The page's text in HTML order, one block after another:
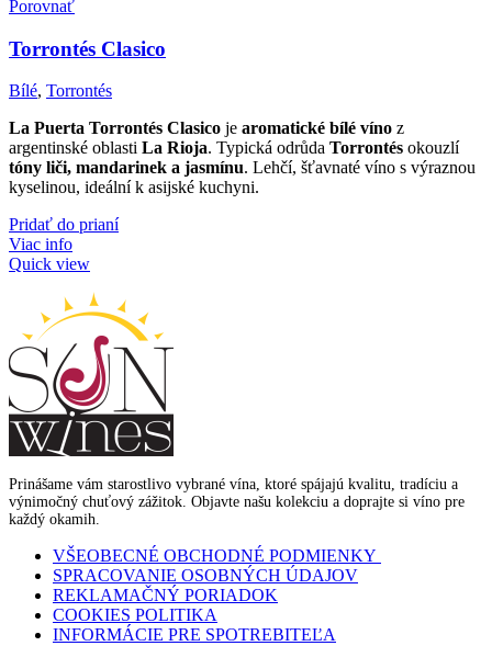
Porovnať
Torrontés Clasico
Bílé, Torrontés
La Puerta Torrontés Clasico je aromatické bílé víno z
argentinské oblasti La Rioja. Typická odrůda Torrontés okouzlí
tóny liči, mandarinek a jasmínu. Lehčí, šťavnaté víno s výraznou
kyselinou, ideální k asijské kuchyni.
Pridať do prianí
Viac info
Quick view
Prinášame vám starostlivo vybrané vína, ktoré spájajú kvalitu, tradíciu a
výnimočný chuťový zážitok. Objavte našu kolekciu a doprajte si víno pre
každý okamih.
VŠEOBECNÉ OBCHODNÉ PODMIENKY
SPRACOVANIE OSOBNÝCH ÚDAJOV
REKLAMAČNÝ PORIADOK
COOKIES POLITIKA
INFORMÁCIE PRE SPOTREBITEĽA